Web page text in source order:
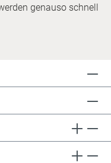
genauso schnell